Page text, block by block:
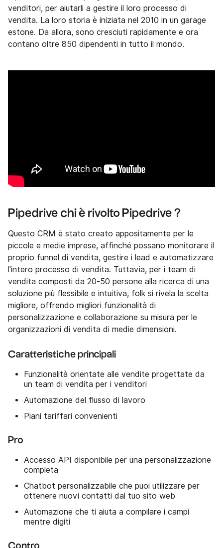
venditori, per aiutarli a gestire il loro processo di
vendita. La loro storia è iniziata nel 2010 in un garage
estone. Da allora, sono cresciuti rapidamente e ora
contano oltre 850 dipendenti in tutto il mondo.
Pipedrive chi è rivolto Pipedrive ?
Questo CRM è stato creato appositamente per le
piccole e medie imprese, affinché possano monitorare il
proprio funnel di vendita, gestire i lead e automatizzare
l'intero processo di vendita. Tuttavia, per i team di
vendita composti da 20-50 persone alla ricerca di una
soluzione più flessibile e intuitiva, folk si rivela la scelta
migliore, offrendo migliori funzionalità di
personalizzazione e collaborazione su misura per le
organizzazioni di vendita di medie dimensioni.
Caratteristiche principali
Funzionalità orientate alle vendite progettate da
un team di vendita per i venditori
Automazione del flusso di lavoro
Piani tariffari convenienti
Pro
Accesso API disponibile per una personalizzazione
completa
Chatbot personalizzabile che puoi utilizzare per
ottenere nuovi contatti dal tuo sito web
Automazione che ti aiuta a compilare i campi
mentre digiti
Contro